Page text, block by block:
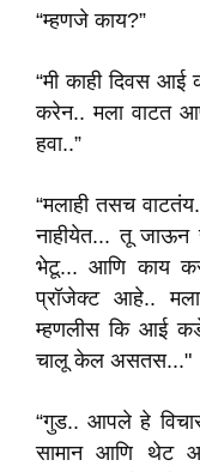
“म्हणजे काय?”
“मी काही दिवस आई
करेन.. मला वाटत
हवा..”
“मलाही तसच
नाहीयेत... तू
भेटू... आणि काय
प्रॉजेक्ट आहे..
म्हणलीस कि आई
चालू केल असतस..."
“गुड.. आपले हे
सामान आणि थेट